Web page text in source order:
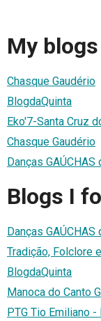
My blogs
Chasque Gaudério
BlogdaQuinta
Eko'7-Santa Cruz
Chasque Gaudério
Danças GAÚCHAS
Blogs I
Danças GAÚCHAS
Tradição, Folclore
BlogdaQuinta
Manoca do Canto
PTG Tio Emiliano